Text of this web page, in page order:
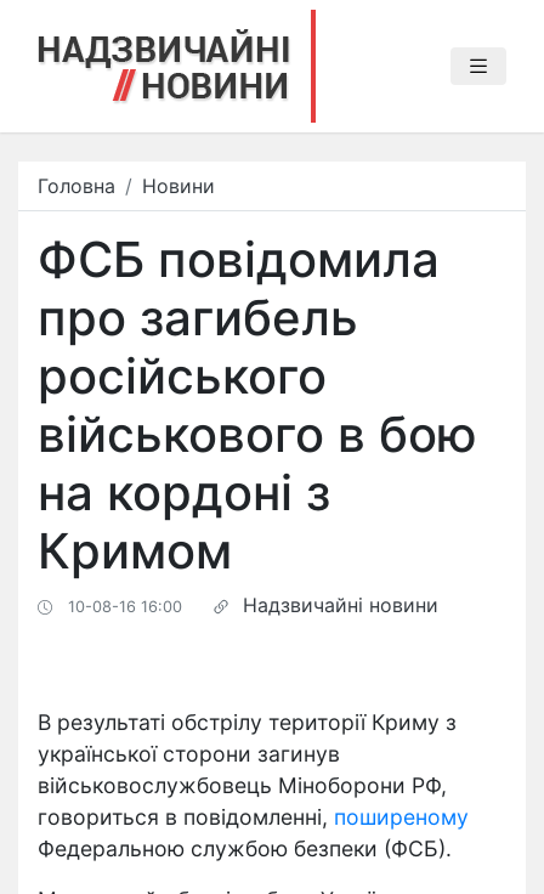
Головна Новини
ФСБ повідомила
про загибель
російського
військового в бою
на кордоні з
Кримом
10-08-16 16:00 Надзвичайні новини
В результаті обстрілу території Криму з
української сторони загинув
військовослужбовець Міноборони РФ,
говориться в повідомленні, поширеному
Федеральною службою безпеки (ФСБ).